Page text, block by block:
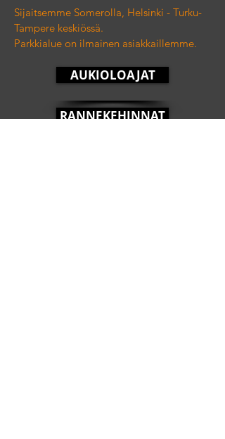
Sijaitsemme Somerolla, Helsinki - Turku-
Tampere keskiössä.
Parkkialue on ilmainen asiakkaillemme.
AUKIOLOAJAT
RANNEKEHINNAT